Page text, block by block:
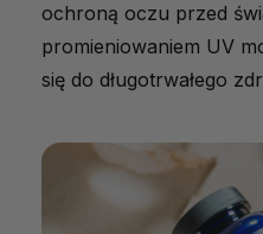
ochroną oczu przed
promieniowaniem UV
się do długotrwałego